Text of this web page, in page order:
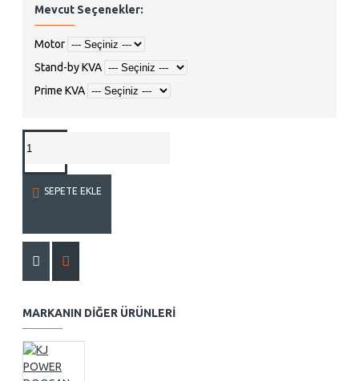
Mevcut Seçenekler:
Motor
Stand-by KVA
Prime KVA
SEPETE EKLE
MARKANIN DIĞER ÜRÜNLERI